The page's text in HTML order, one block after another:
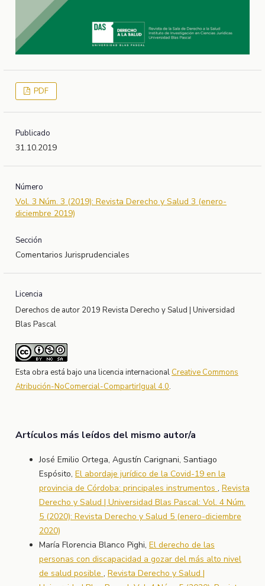
PDF
Publicado
31.10.2019
Número
Vol. 3 Núm. 3 (2019): Revista Derecho y Salud 3 (enero-
diciembre 2019)
Sección
Comentarios Jurisprudenciales
Licencia
Derechos de autor 2019 Revista Derecho y Salud | Universidad
Blas Pascal
Esta obra está bajo una licencia internacional Creative Commons
Atribución-NoComercial-CompartirIgual 4.0.
Artículos más leídos del mismo autor/a
José Emilio Ortega, Agustín Carignani, Santiago
Espósito, El abordaje jurídico de la Covid-19 en la
provincia de Córdoba: principales instrumentos , Revista
Derecho y Salud | Universidad Blas Pascal: Vol. 4 Núm.
5 (2020): Revista Derecho y Salud 5 (enero-diciembre
2020)
María Florencia Blanco Pighi, El derecho de las
personas con discapacidad a gozar del más alto nivel
de salud posible , Revista Derecho y Salud |